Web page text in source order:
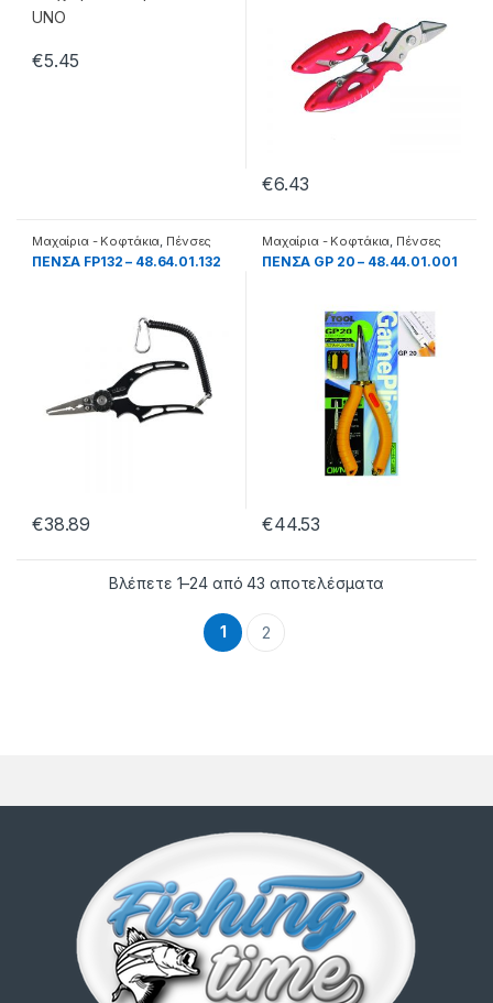
€5.45
€6.43
Μαχαίρια - Κοφτάκια, Πένσες
ΠΕΝΣΑ FP132 – 48.64.01.132
€38.89
Μαχαίρια - Κοφτάκια, Πένσες
ΠΕΝΣΑ GP 20 – 48.44.01.001
€44.53
Βλέπετε 1–24 από 43 αποτελέσματα
1 2